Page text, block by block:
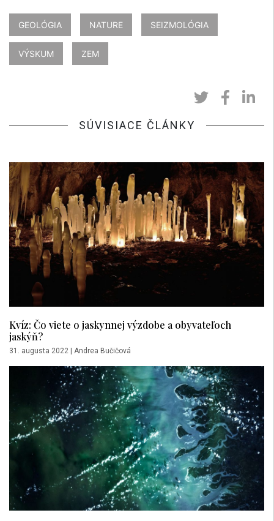
GEOLÓGIA NATURE SEIZMOLÓGIA
VÝSKUM ZEM
SÚVISIACE ČLÁNKY
Kvíz: Čo viete o jaskynnej výzdobe a obyvateľoch
jaskýň?
31. augusta 2022 Andrea Bučičová